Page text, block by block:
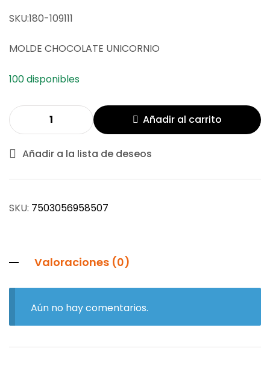
SKU:180-109111
MOLDE CHOCOLATE UNICORNIO
100 disponibles
Añadir al carrito
Añadir a la lista de deseos
SKU: 7503056958507
Valoraciones (0)
Aún no hay comentarios.